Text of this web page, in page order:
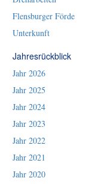
Flensburger Förde
Unterkunft
Jahresrückblick
Jahr 2026
Jahr 2025
Jahr 2024
Jahr 2023
Jahr 2022
Jahr 2021
Jahr 2020